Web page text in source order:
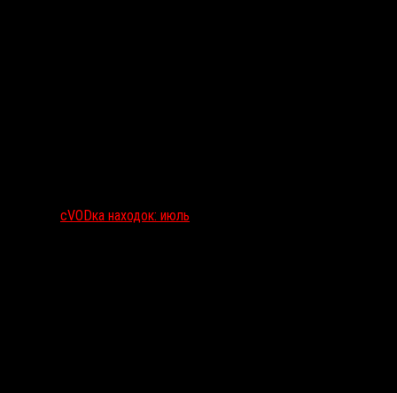
сVODка находок: июль